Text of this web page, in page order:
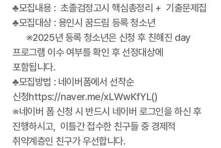
♣모집내용 : 초졸검정고시 핵심총정리 + 기출문제집
♣모집대상 : 용인시 꿈드림 등록 청소년
※2025년 등록 청소년은 신청 후 친해진 day
프로그램 이수 여부를 확인 후 선정대상에
포함됩니다.
♣모집방법 : 네이버폼에서 선착순
신청https://naver.me/xLWwKfYL()
※네이버 폼 신청 시 반드시 네이버 로그인을 하신 후
진행하시고, 이틀간 접수한 친구들 중 경제적
취약계층인 친구가 우선합니다.